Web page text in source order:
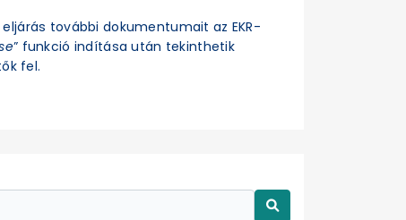
további dokumentumait az EKR-
” funkció indítása után tekinthetik
fel.